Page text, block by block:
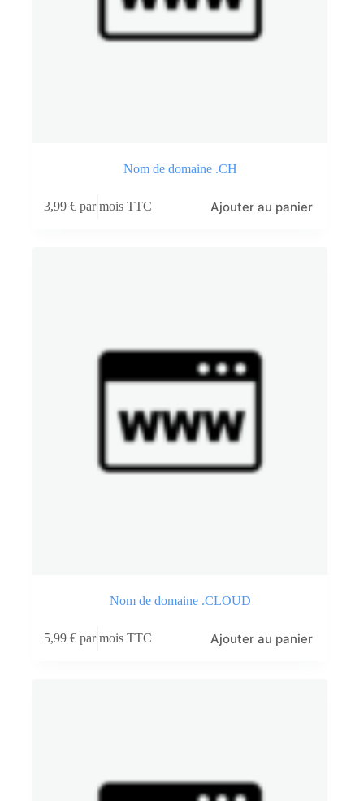
Nom de domaine .CH
3,99€ par mois TTC Ajouter au panier
Nom de domaine .CLOUD
5,99€ par mois TTC Ajouter au panier